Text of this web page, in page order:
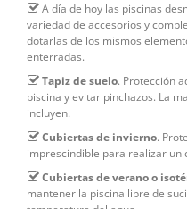
A día de hoy las piscinas
variedad de accesorios y
dotarlas de los mismos
enterradas.
Tapiz de suelo. Protección
piscina y evitar pinchazos. La
incluyen.
Cubiertas de invierno.
imprescindible para realizar un
Cubiertas de verano o
mantener la piscina libre de